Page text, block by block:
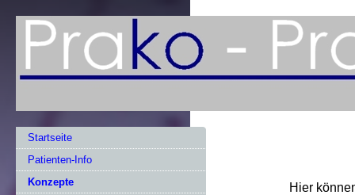
Hier
Startseite
Patienten-Info
Konzepte